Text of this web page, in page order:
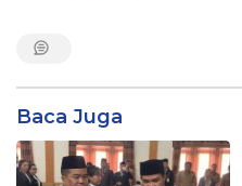
Baca Juga